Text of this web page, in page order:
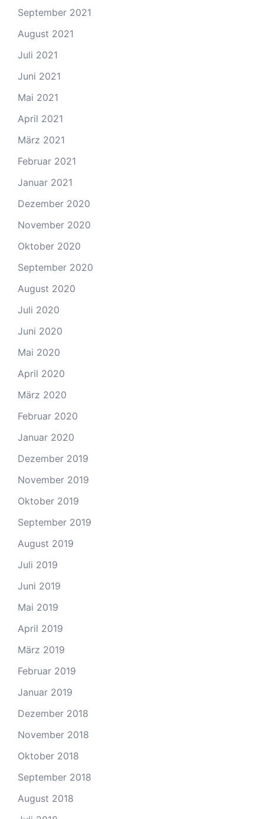
September 2021
August 2021
Juli 2021
Juni 2021
Mai 2021
April 2021
März 2021
Februar 2021
Januar 2021
Dezember 2020
November 2020
Oktober 2020
September 2020
August 2020
Juli 2020
Juni 2020
Mai 2020
April 2020
März 2020
Februar 2020
Januar 2020
Dezember 2019
November 2019
Oktober 2019
September 2019
August 2019
Juli 2019
Juni 2019
Mai 2019
April 2019
März 2019
Februar 2019
Januar 2019
Dezember 2018
November 2018
Oktober 2018
September 2018
August 2018